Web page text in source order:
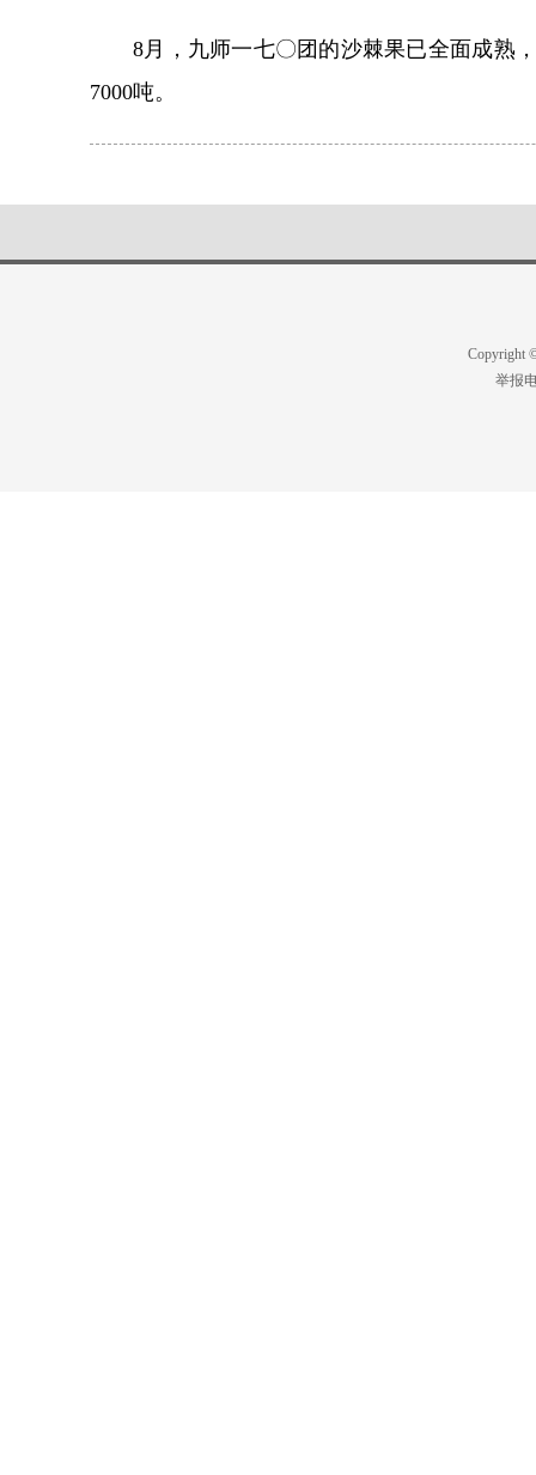
8月，九师一七〇团的沙棘果已全面成熟
7000吨。
Copyright
举报